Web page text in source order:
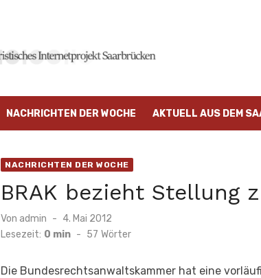
NACHRICHTEN DER WOCHE AKTUELL AUS DEM
NACHRICHTEN DER WOCHE
BRAK bezieht Stellung
Von admin
Veröffentlicht
am
4. Mai 2012
Lesezeit: 0 min - 57 Wörter
Die Bundesrechtsanwaltskammer hat eine